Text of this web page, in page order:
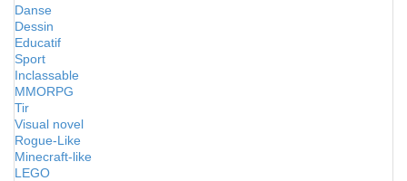
Danse
Dessin
Educatif
Sport
Inclassable
MMORPG
Tir
Visual novel
Rogue-Like
Minecraft-like
LEGO